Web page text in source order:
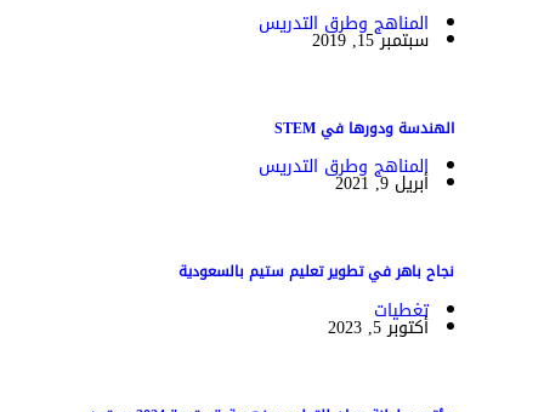
المناهج وطرق التدريس
سبتمبر 15, 2019
الهندسة ودورها في STEM
المناهج وطرق التدريس
أبريل 9, 2021
نجاح باهر في تطوير تعليم ستيم بالسعودية
تغطيات
أكتوبر 5, 2023